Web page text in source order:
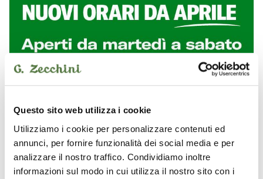
Questo sito web utilizza i cookie
Utilizziamo i cookie per personalizzare contenuti ed
annunci, per fornire funzionalità dei social media e per
analizzare il nostro traffico. Condividiamo inoltre
informazioni sul modo in cui utilizza il nostro sito con i
NUOVO USATO